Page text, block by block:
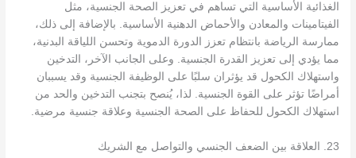
الغذائية الأساسية التي تساهم في تعزيز الصحة الجنسية، مثل
الفيتامينات والمعادن والأحماض الدهنية الأساسية. بالإضافة إلى ذلك،
ممارسة الرياضة بانتظام تعزز الدورة الدموية وتحسن اللياقة البدنية،
مما يؤدي إلى تعزيز القدرة الجنسية. وعلى الجانب الآخر، التدخين
واستهلاك الكحول قد يؤثران سلبًا على الوظيفة الجنسية وقد يسببان
أمراضًا تؤثر على القوة الجنسية. لذا، يُنصح بتجنب التدخين والحد من
استهلاك الكحول للحفاظ على الصحة الجنسية وعلاقة جنسية مرضية.
23. العلاقة بين الضعف الجنسي والتواصل مع الشريك